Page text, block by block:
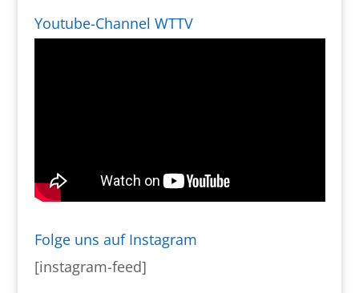
Youtube-Channel WTTV
Folge uns auf Instagram
[instagram-feed]